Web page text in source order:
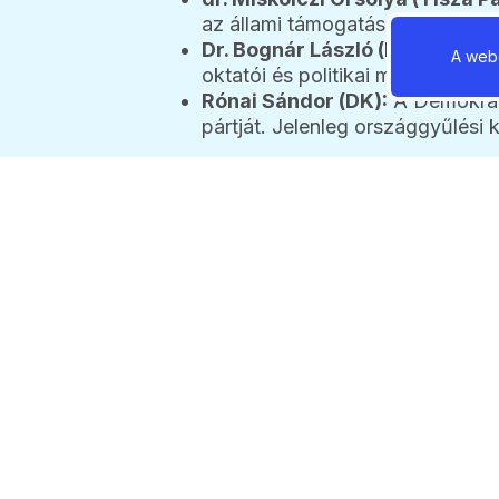
az állami támogatások
Dr. Bognár László (Mi
oktatói és politikai múlttal térne
Rónai Sándor (DK):A
pártját. Jelenleg országgyűlési
A